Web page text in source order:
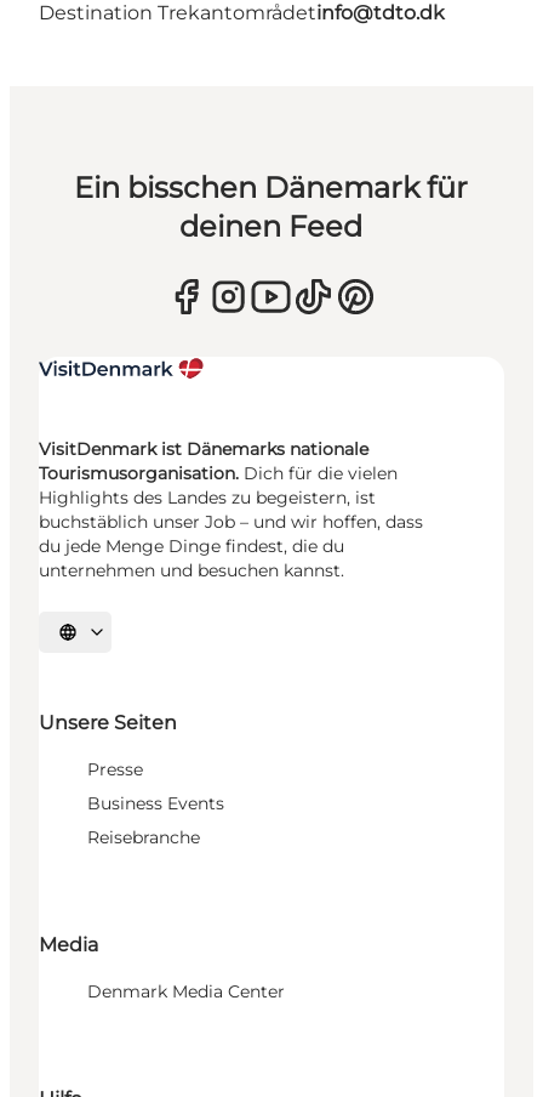
Destination Trekantområdetinfo@tdto.dk
Ein bisschen Dänemark für
deinen Feed
VisitDenmark ist Dänemarks nationale
Tourismusorganisation. Dich für die vielen
Highlights des Landes zu begeistern, ist
buchstäblich unser Job – und wir hoffen, dass
du jede Menge Dinge findest, die du
unternehmen und besuchen kannst.
Sprache auswählen
Unsere Seiten
Presse
Business Events
Reisebranche
Media
Denmark Media Center